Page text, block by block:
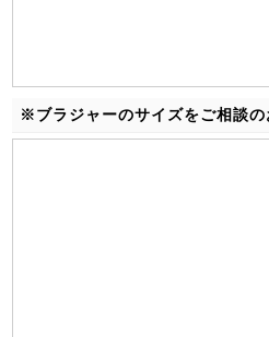
※ブラジャーのサイズをご相談の